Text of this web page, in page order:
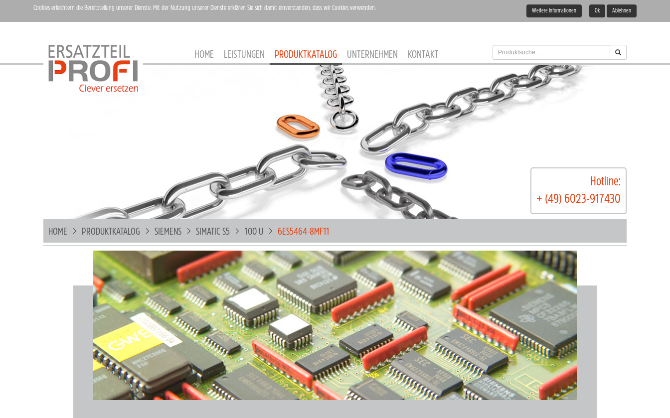
HOME LEISTUNGEN PRODUKTKATALOG UNTERNEHMEN KONTAKT
Hotline:
+ (49) 6023-917430
HOME PRODUKTKATALOG SIEMENS SIMATIC S5 100 U 6ES5464-8MF11
Cookies erleichtern die Bereitstellung unserer Dienste. Mit der Nutzung unserer Dienste erklären Sie sich damit einverstanden, dass wir Cookies verwenden. Weitere Informationen Ok Ablehnen